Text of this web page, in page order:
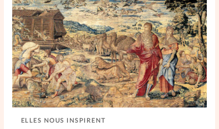
SpirituElles devient Relations
Aujourd’hui!
Faire un don
La Boutique
La Pause SpirituElles - toutes les
éditions
ELLES NOUS INSPIRENT